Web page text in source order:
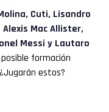
Cuti, Lisandro
Mac Allister,
Messi y Lautaro
formación
estos?